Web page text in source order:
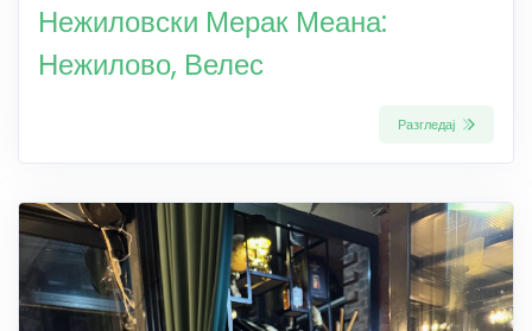
Нежиловски Мерак Меана:
Нежилово, Велес
Разгледај